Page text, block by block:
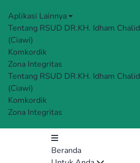
Aplikasi Lainnya
Tentang RSUD DR.KH. Idham Chalid
(Ciawi)
Komkordik
Zona Integritas
Tentang RSUD DR.KH. Idham Chalid
(Ciawi)
Komkordik
Zona Integritas
Beranda